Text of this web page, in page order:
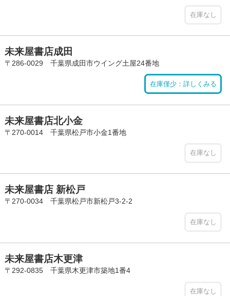
在庫なし
未来屋書店成田
〒286-0029 千葉県成田市ウイング土屋24番地
在庫僅少：詳しくみる
未来屋書店北小金
〒270-0014 千葉県松戸市小金1番地
在庫なし
未来屋書店 新松戸
〒270-0034 千葉県松戸市新松戸3-2-2
在庫なし
未来屋書店木更津
〒292-0835 千葉県木更津市築地1番4
在庫なし